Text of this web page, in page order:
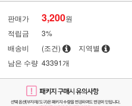
판매가 3,200원
적립금
3%
배송비
(조건)
지역별
남은 수량 43391개